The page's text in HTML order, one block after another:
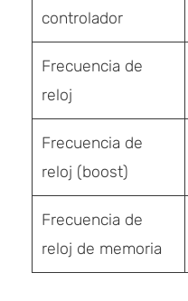
controlador
Frecuencia de
reloj
Frecuencia de
reloj (boost)
Frecuencia de
reloj de memoria